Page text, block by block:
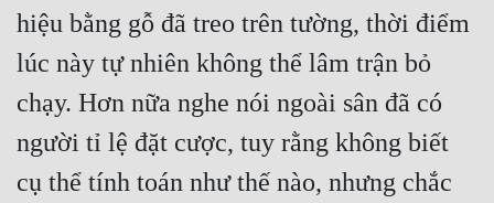
Góc Nhìn Nam
Góc Nhìn Nữ
Huyền Huyễn
Huyền Nghi
Huyền Ảo
hiệu bằng gỗ đã treo trên tường, thời điểm
lúc này tự nhiên không thể lâm trận bỏ
chạy. Hơn nữa nghe nói ngoài sân đã có
người tỉ lệ đặt cược, tuy rằng không biết
cụ thể tính toán như thế nào, nhưng chắc